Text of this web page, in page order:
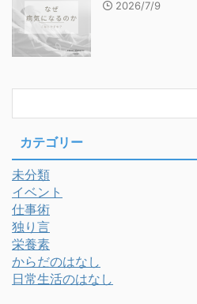
2026/7/9
カテゴリー
未分類
イベント
仕事術
独り言
栄養素
からだのはなし
日常生活のはなし